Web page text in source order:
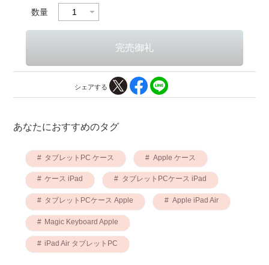
数量
シェアする
あなたにおすすめのタグ
タブレットPC ケース Apple ケース
ケース iPad タブレットPCケース iPad
タブレットPCケース Apple Apple iPad Air
Magic Keyboard Apple
iPad Air タブレットPC